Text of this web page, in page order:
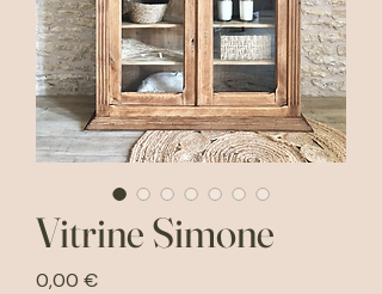
Vitrine Simone
0,00 €Prix